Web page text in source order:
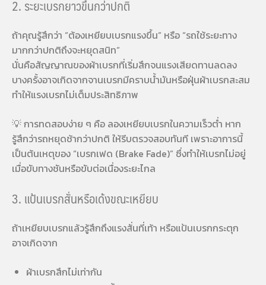
2. ระยะเบรกยาวขึ้นกว่าปกติ
ถ้าคุณรู้สึกว่า “ต้องเหยียบเบรกแรงขึ้น” หรือ “รถใช้ระยะทาง
มากกว่าปกติถึงจะหยุดสนิท”
นั่นคือสัญญาณของผ้าเบรกที่เริ่มสึกจนแรงเสียดทานลดลง
บางครั้งอาจเกิดจากจานเบรกมีคราบน้ำมันหรือฝุ่นผ้าเบรกสะสม
ทำให้แรงเบรกไม่เต็มประสิทธิภาพ
💡 การทดสอบง่าย ๆ คือ ลองเหยียบเบรกในความเร็วต่ำ หาก
รู้สึกว่ารถหยุดช้ากว่าปกติ ให้รีบตรวจสอบทันที เพราะอาการนี้
เป็นต้นเหตุของ “เบรกเฟด (Brake Fade)” ซึ่งทำให้เบรกไม่อยู่
เมื่อขับทางชันหรือขับต่อเนื่องระยะไกล
3. แป้นเบรกสั่นหรือเด้งขณะเหยียบ
ถ้าเหยียบเบรกแล้วรู้สึกถึงแรงสั่นที่เท้า หรือแป้นเบรกกระตุก
อาจเกิดจาก
ผ้าเบรกสึกไม่เท่ากัน